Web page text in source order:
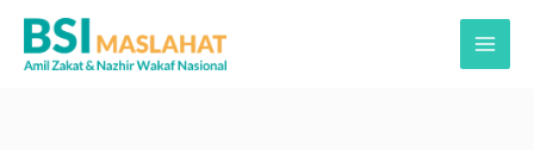
Lewati
konten